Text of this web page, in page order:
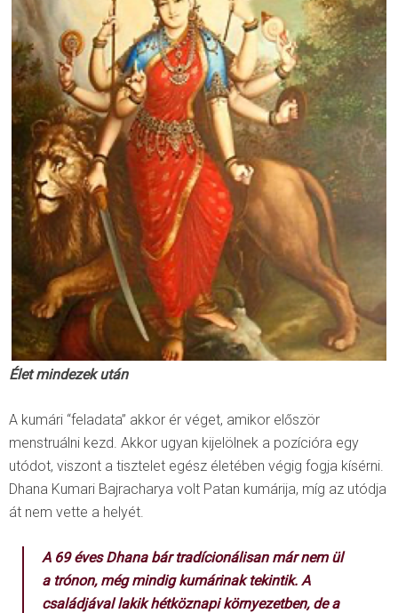
Élet mindezek után
A kumári “feladata” akkor ér véget, amikor először
menstruálni kezd. Akkor ugyan kijelölnek a pozícióra egy
utódot, viszont a tisztelet egész életében végig fogja kísérni.
Dhana Kumari Bajracharya volt Patan kumárija, míg az utódja
át nem vette a helyét.
A 69 éves Dhana bár tradícionálisan már nem ül
a trónon, még mindig kumárinak tekintik. A
családjával lakik hétköznapi környezetben, de a